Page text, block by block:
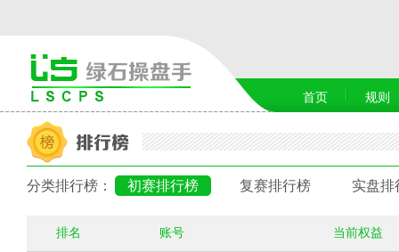
首页 规则
分类排行榜： 初赛排行榜 复赛排行榜 实盘排
排名 账号 当前权益